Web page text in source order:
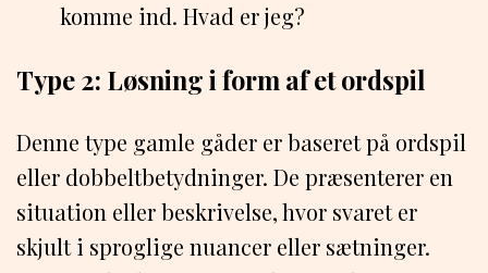
komme ind. Hvad er jeg?
Type 2: Løsning i form af et ordspil
Denne type gamle gåder er baseret på ordspil
eller dobbeltbetydninger. De præsenterer en
situation eller beskrivelse, hvor svaret er
skjult i sproglige nuancer eller sætninger.